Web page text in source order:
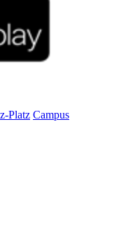
Platz Campus